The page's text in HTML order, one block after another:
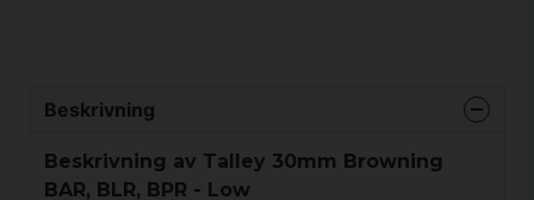
Beskrivning
Beskrivning av Talley 30mm Browning
BAR, BLR, BPR - Low